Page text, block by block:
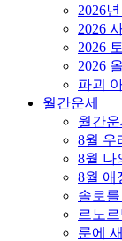
2026
2026
2026
2026
파괴
월간운세
월간
8월 우
8월 나
8월 애
솔로
르노
룬에